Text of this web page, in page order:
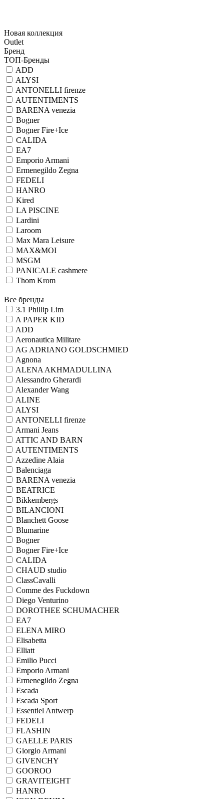
Новая коллекция
Outlet
Бренд
ТОП-Бренды
ADD
ALYSI
ANTONELLI firenze
AUTENTIMENTS
BARENA venezia
Bogner
Bogner Fire+Ice
CALIDA
EA7
Emporio Armani
Ermenegildo Zegna
FEDELI
HANRO
Kired
LA PISCINE
Lardini
Laroom
Max Mara Leisure
MAX&MOI
MSGM
PANICALE cashmere
Thom Krom
Все бренды
3.1 Phillip Lim
A PAPER KID
ADD
Aeronautica Militare
AG ADRIANO GOLDSCHMIED
Agnona
ALENA AKHMADULLINA
Alessandro Gherardi
Alexander Wang
ALINE
ALYSI
ANTONELLI firenze
Armani Jeans
ATTIC AND BARN
AUTENTIMENTS
Azzedine Alaia
Balenciaga
BARENA venezia
BEATRICE
Bikkembergs
BILANCIONI
Blanchett Goose
Blumarine
Bogner
Bogner Fire+Ice
CALIDA
CHAUD studio
ClassCavalli
Comme des Fuckdown
Diego Venturino
DOROTHEE SCHUMACHER
EA7
ELENA MIRO
Elisabetta
Elliatt
Emilio Pucci
Emporio Armani
Ermenegildo Zegna
Escada
Escada Sport
Essentiel Antwerp
FEDELI
FLASHIN
GAELLE PARIS
Giorgio Armani
GIVENCHY
GOOROO
GRAVITEIGHT
HANRO